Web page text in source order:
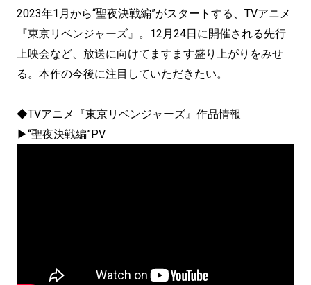
2023年1月から“聖夜決戦編”がスタートする、TVアニメ
『東京リベンジャーズ』。12月24日に開催される先行
上映会など、放送に向けてますます盛り上がりをみせ
る。本作の今後に注目していただきたい。
◆TVアニメ『東京リベンジャーズ』作品情報
▶“聖夜決戦編”PV